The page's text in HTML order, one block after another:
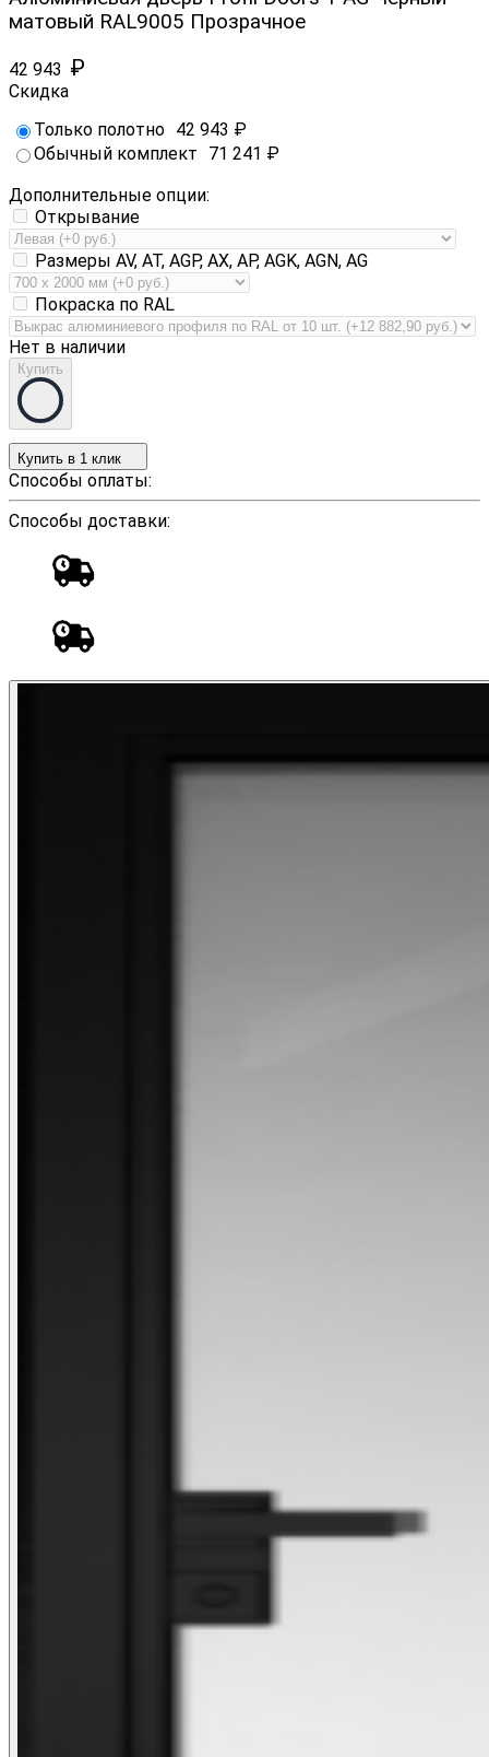
матовый RAL9005 Прозрачное
42 943 ₽
Скидка
Только полотно 42 943 ₽
Обычный комплект
71 241 ₽
Дополнительные опции:
Открывание
Размеры AV, AT, AGP, AX, AP, AGK, AGN, AG
Покраска по RAL
Нет в наличии
Купить
Купить в 1 клик
Способы оплаты:
Способы доставки: